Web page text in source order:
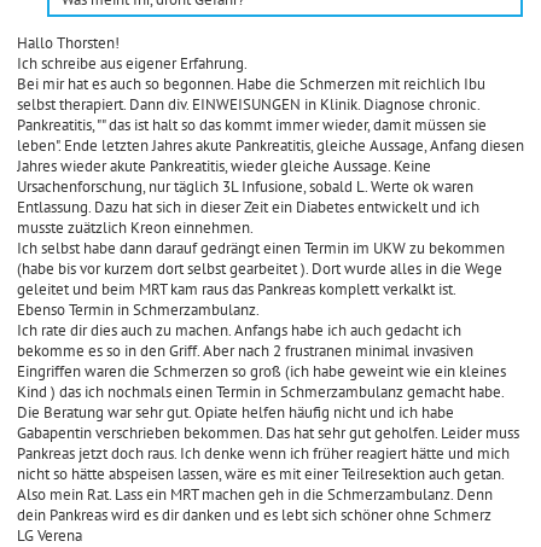
Hallo Thorsten!
Ich schreibe aus eigener Erfahrung.
Bei mir hat es auch so begonnen. Habe die Schmerzen mit reichlich Ibu
selbst therapiert. Dann div. EINWEISUNGEN in Klinik. Diagnose chronic.
Pankreatitis, "" das ist halt so das kommt immer wieder, damit müssen sie
leben". Ende letzten Jahres akute Pankreatitis, gleiche Aussage, Anfang diesen
Jahres wieder akute Pankreatitis, wieder gleiche Aussage. Keine
Ursachenforschung, nur täglich 3L Infusione, sobald L. Werte ok waren
Entlassung. Dazu hat sich in dieser Zeit ein Diabetes entwickelt und ich
musste zuätzlich Kreon einnehmen.
Ich selbst habe dann darauf gedrängt einen Termin im UKW zu bekommen
(habe bis vor kurzem dort selbst gearbeitet ). Dort wurde alles in die Wege
geleitet und beim MRT kam raus das Pankreas komplett verkalkt ist.
Ebenso Termin in Schmerzambulanz.
Ich rate dir dies auch zu machen. Anfangs habe ich auch gedacht ich
bekomme es so in den Griff. Aber nach 2 frustranen minimal invasiven
Eingriffen waren die Schmerzen so groß (ich habe geweint wie ein kleines
Kind ) das ich nochmals einen Termin in Schmerzambulanz gemacht habe.
Die Beratung war sehr gut. Opiate helfen häufig nicht und ich habe
Gabapentin verschrieben bekommen. Das hat sehr gut geholfen. Leider muss
Pankreas jetzt doch raus. Ich denke wenn ich früher reagiert hätte und mich
nicht so hätte abspeisen lassen, wäre es mit einer Teilresektion auch getan.
Also mein Rat. Lass ein MRT machen geh in die Schmerzambulanz. Denn
dein Pankreas wird es dir danken und es lebt sich schöner ohne Schmerz
LG Verena